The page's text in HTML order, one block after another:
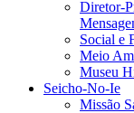
Diretor-
Social e
Meio
Museu
Seicho-No-Ie
Missão